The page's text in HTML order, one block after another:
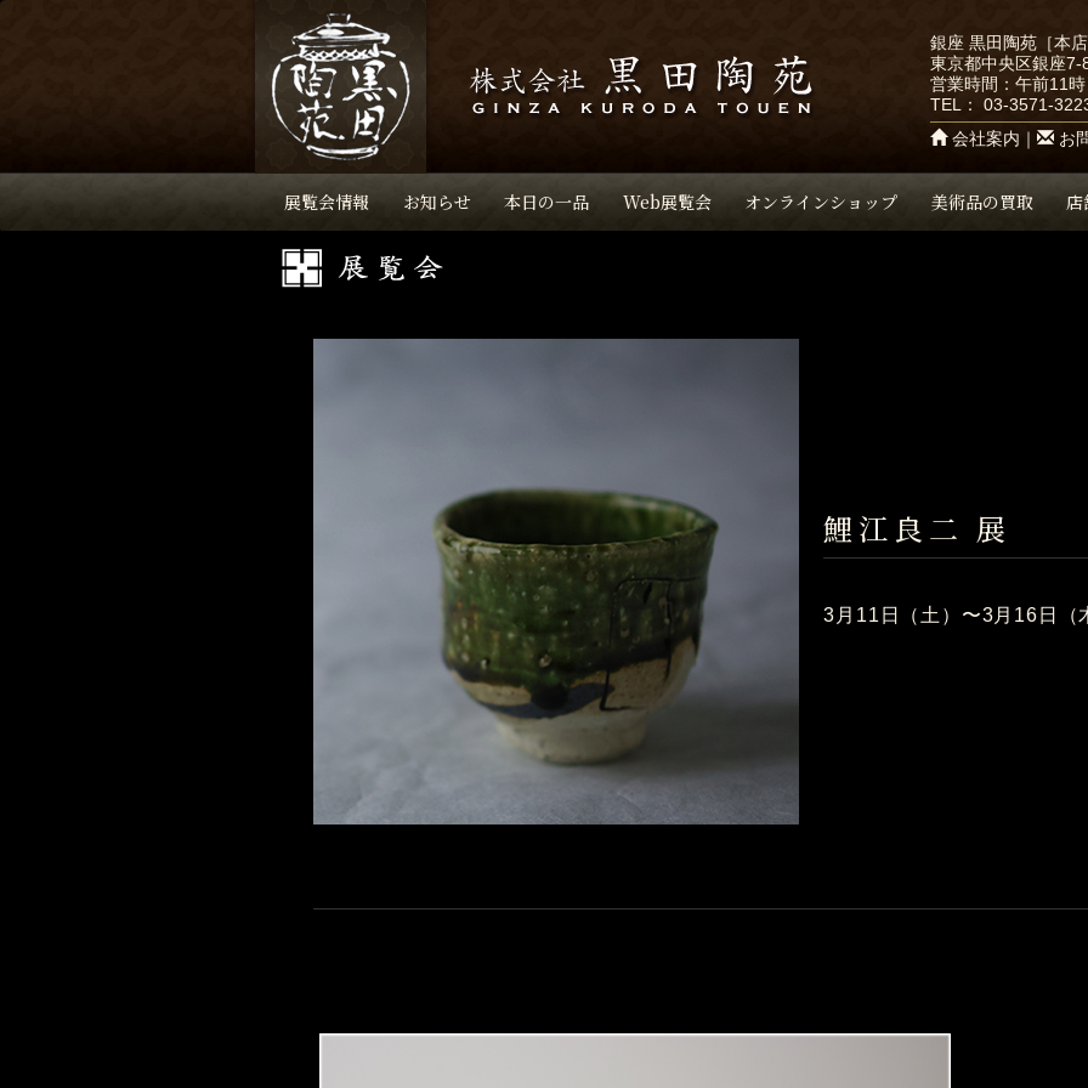
展覧会情報 お知らせ 本日の一品 Web展覧会 オンラインショップ 美術品の買取
銀座 黒田陶苑［本
東京都中央区銀座
営業時間：午前11
TEL： 03-3571-
会社案内
お
鯉江良二 展
3月11日（土）〜3月16日（